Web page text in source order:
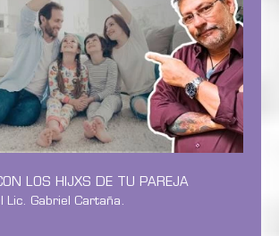
LOS HIJXS DE TU PAREJA
Lic. Gabriel Cartaña.